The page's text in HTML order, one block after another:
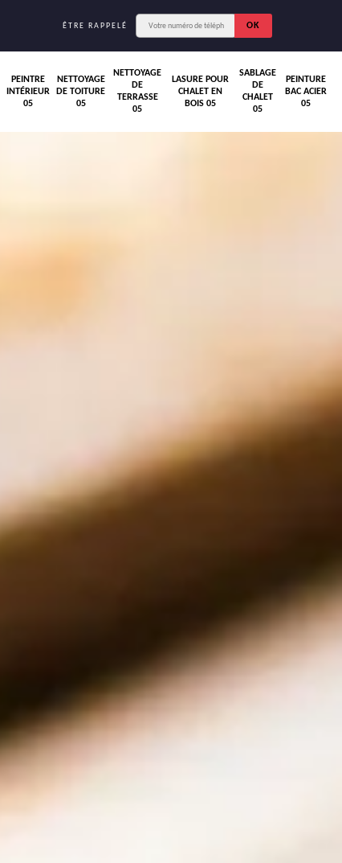
ÊTRE RAPPELÉ
PEINTRE
INTÉRIEUR
05
NETTOYAGE
DE TOITURE
05
NETTOYAGE
DE
TERRASSE
05
LASURE POUR
CHALET EN
BOIS 05
SABLAGE
DE
CHALET
05
PEINTURE
BAC ACIER
05